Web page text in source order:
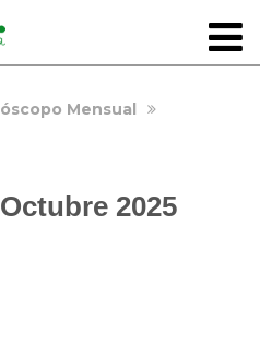
Mensual
2025